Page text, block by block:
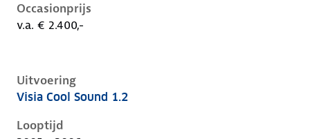
Occasionprijs
v.a. € 2.400,-
Uitvoering
Nissan Micra iii-k12-1e-facelift, 1.2, 59 kW, Benzine,
Visia Cool Sound 1.2
Looptijd